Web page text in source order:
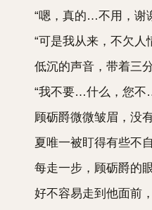
“嗯，真的…不用，谢
“可是我从来，不欠人
低沉的声音，带着三分
“我不要…什么，您不…
顾砺爵微微皱眉，没有
夏唯一被盯得有些不自
每走一步，顾砺爵的眼
好不容易走到他面前，